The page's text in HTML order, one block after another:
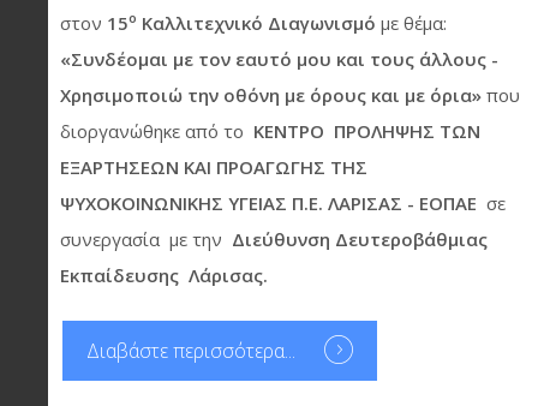
στον 15ο Καλλιτεχνικό Διαγωνισμό με θέμα:
«Συνδέομαι με τον εαυτό μου και τους άλλους -
Χρησιμοποιώ την οθόνη με όρους και με όρια» που
διοργανώθηκε από το ΚΕΝΤΡΟ ΠΡΟΛΗΨΗΣ ΤΩΝ
ΕΞΑΡΤΗΣΕΩΝ ΚΑΙ ΠΡΟΑΓΩΓΗΣ ΤΗΣ
ΨΥΧΟΚΟΙΝΩΝΙΚΗΣ ΥΓΕΙΑΣ Π.Ε. ΛΑΡΙΣΑΣ - ΕΟΠΑΕ σε
συνεργασία με την Διεύθυνση Δευτεροβάθμιας
Εκπαίδευσης Λάρισας.
Διαβάστε περισσότερα...